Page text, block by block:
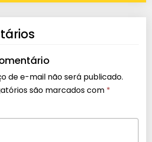
de e-mail não será publicado.
são marcados com *